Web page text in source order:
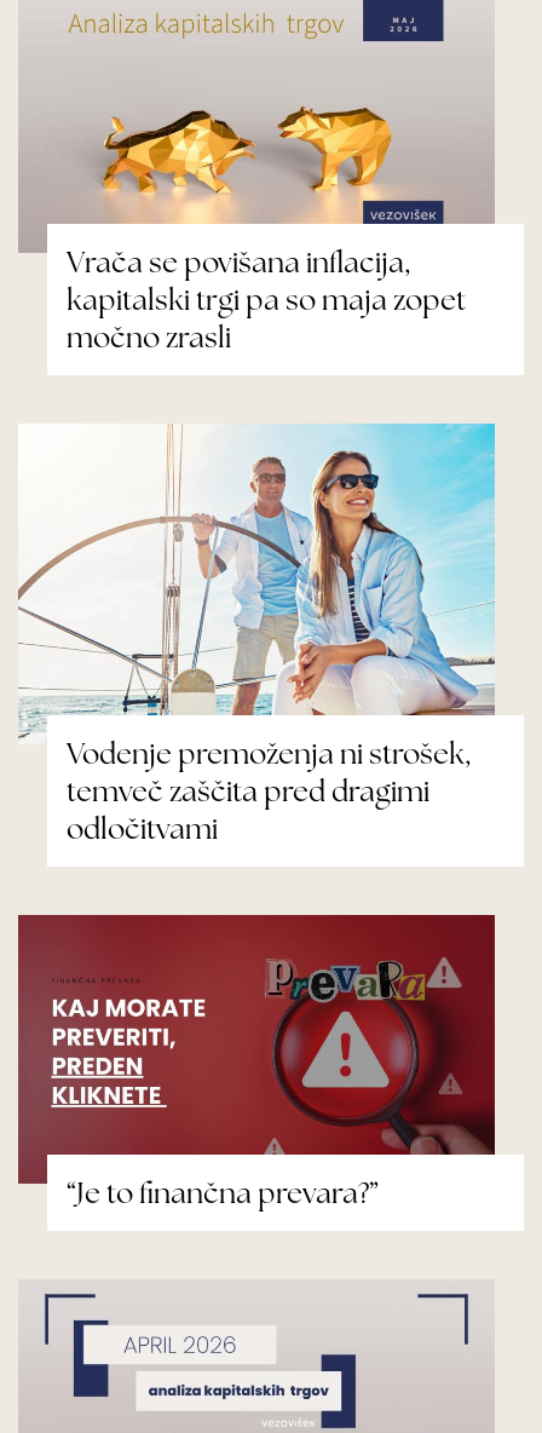
Vrača se povišana inflacija,
kapitalski trgi pa so maja zopet
močno zrasli
Vodenje premoženja ni strošek,
temveč zaščita pred dragimi
odločitvami
“Je to finančna prevara?”